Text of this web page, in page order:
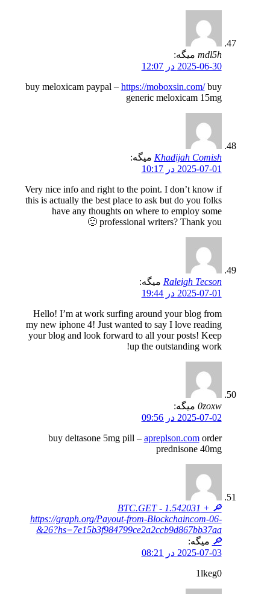
mdl5h میگه:
2025-06-30 در 12:07
buy meloxicam paypal – https://moboxsin.com/buy
generic meloxicam 15mg
Khadijah Comish میگه:
2025-07-01 در 10:17
Very nice info and right to the point. I don’t know if
this is actually the best place to ask but do you folks
have any thoughts on where to employ some
professional writers? Thank you 🙂
Raleigh Tecson میگه:
2025-07-01 در 19:44
Hello! I’m at work surfing around your blog from
my new iphone 4! Just wanted to say I love reading
your blog and look forward to all your posts! Keep
up the outstanding work!
0zoxw میگه:
2025-07-02 در 09:56
buy deltasone 5mg pill – apreplson.comorder
prednisone 40mg
🔎 + 1.542031 BTC.GET -
https://graph.org/Payout-from-Blockchaincom-06-
26?hs=7e15b3f984799ce2a2ccb9d867bb37aa&
🔎 میگه:
2025-07-03 در 08:21
1lkeg0